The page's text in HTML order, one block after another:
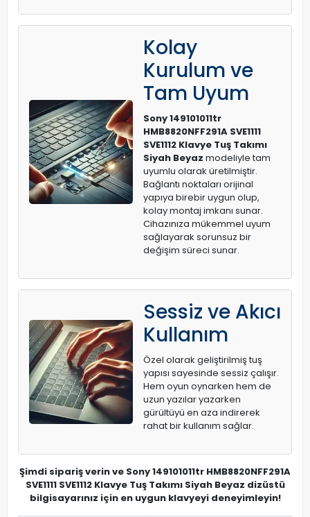
Kolay
Kurulum ve
Tam Uyum
Sony 149101011tr
HMB8820NFF291A SVE1111
SVE1112 Klavye Tuş Takımı
Siyah Beyaz modeliyle tam
uyumlu olarak üretilmiştir.
Bağlantı noktaları orijinal
yapıya birebir uygun olup,
kolay montaj imkanı sunar.
Cihazınıza mükemmel uyum
sağlayarak sorunsuz bir
değişim süreci sunar.
Sessiz ve Akıcı
Kullanım
Özel olarak geliştirilmiş tuş
yapısı sayesinde sessiz çalışır.
Hem oyun oynarken hem de
uzun yazılar yazarken
gürültüyü en aza indirerek
rahat bir kullanım sağlar.
Şimdi sipariş verin ve Sony 149101011tr HMB8820NFF291A
SVE1111 SVE1112 Klavye Tuş Takımı Siyah Beyaz dizüstü
bilgisayarınız için en uygun klavyeyi deneyimleyin!